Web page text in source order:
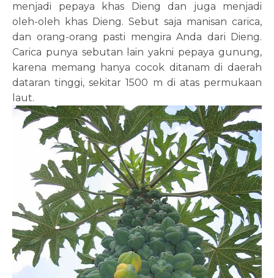
menjadi pepaya khas Dieng dan juga menjadi
oleh-oleh khas Dieng. Sebut saja manisan carica,
dan orang-orang pasti mengira Anda dari Dieng.
Carica punya sebutan lain yakni pepaya gunung,
karena memang hanya cocok ditanam di daerah
dataran tinggi, sekitar 1500 m di atas permukaan
laut.